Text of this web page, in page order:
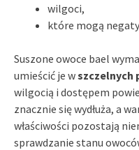
wilgoci,
które mogą
Suszone owoce bael
umieścić je wszczelnych
wilgocią i dostępem
znacznie się wydłuża, a
właściwości pozostają
sprawdzanie stanu